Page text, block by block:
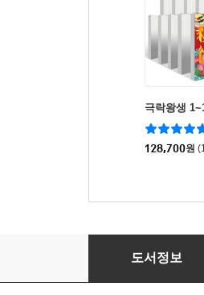
극락왕생
128,700원
묵향 다크레이디 11
도서정보